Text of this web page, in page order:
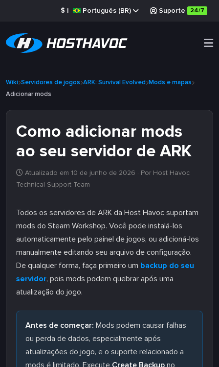
$ | Português (BR) Suporte 24/7
Wiki Servidores de jogos ARK: Survival Evolved Mods e mapas
Adicionar mods
Como adicionar mods
ao seu servidor de ARK
Atualizado em 10 de junho de 2026 · Por Host Havoc
Technical Support Team
Todos os servidores de ARK da Host Havoc suportam
mods do Steam Workshop. Você pode instalá-los
automaticamente pelo painel de jogos, ou adicioná-los
manualmente editando seu arquivo de configuração.
De qualquer forma, faça primeiro um backup do seu
servidor, pois mods podem quebrar após uma
atualização do jogo.
Antes de começar: Mods podem causar falhas
ou perda de dados, especialmente após
atualizações do jogo, e o suporte relacionado a
mods é limitado. Execute Create Backup no